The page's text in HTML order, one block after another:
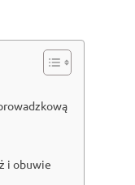
i obuwie